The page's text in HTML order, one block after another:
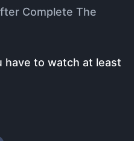
Complete The
have to watch at least